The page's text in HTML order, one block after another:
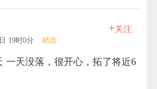
19时0分 精选
+关注
一天没落，很开心，拓了将近6